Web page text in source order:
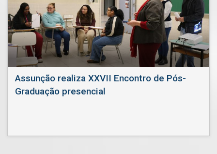
Assunção realiza XXVII Encontro de Pós-
Graduação presencial